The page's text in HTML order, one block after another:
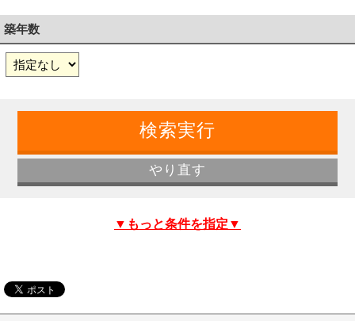
築年数
▼もっと条件を指定▼